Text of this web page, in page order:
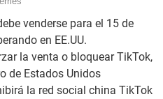
venderse para el 15 de
en EE.UU.
la venta o bloquear TikTok,
de Estados Unidos
la red social china TikTok